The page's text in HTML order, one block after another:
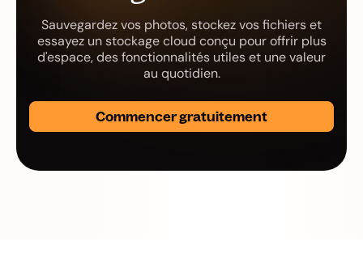
Sauvegardez vos photos, stockez vos fichiers et
essayez un stockage cloud conçu pour offrir plus
d'espace, des fonctionnalités utiles et une valeur
au quotidien.
Commencer gratuitement